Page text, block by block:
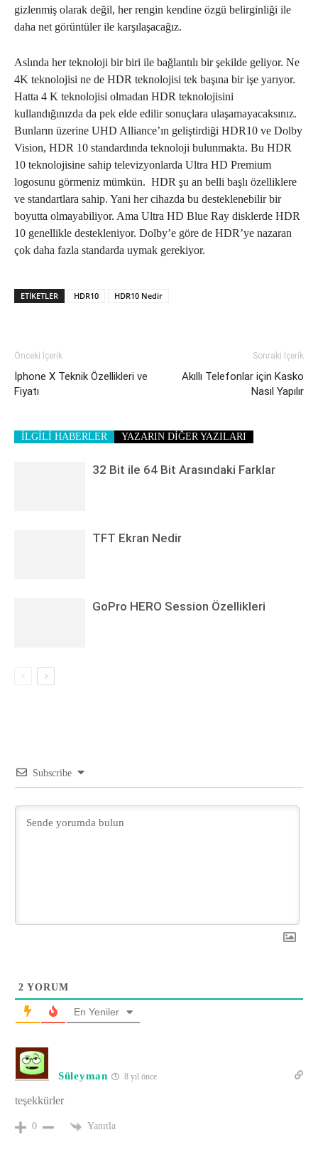
gizlenmiş olarak değil, her rengin kendine özgü belirginliği ile
daha net görüntüler ile karşılaşacağız.
Aslında her teknoloji bir biri ile bağlantılı bir şekilde geliyor. Ne
4K teknolojisi ne de HDR teknolojisi tek başına bir işe yarıyor.
Hatta 4 K teknolojisi olmadan HDR teknolojisini
kullandığınızda da pek elde edilir sonuçlara ulaşamayacaksınız.
Bunların üzerine UHD Alliance’ın geliştirdiği HDR10 ve Dolby
Vision, HDR 10 standardında teknoloji bulunmakta. Bu HDR
10 teknolojisine sahip televizyonlarda Ultra HD Premium
logosunu görmeniz mümkün. HDR şu an belli başlı özelliklere
ve standartlara sahip. Yani her cihazda bu desteklenebilir bir
boyutta olmayabiliyor. Ama Ultra HD Blue Ray disklerde HDR
10 genellikle destekleniyor. Dolby’e göre de HDR’ye nazaran
çok daha fazla standarda uymak gerekiyor.
ETIKETLER HDR10 HDR10 Nedir
Önceki İçerik
İphone X Teknik Özellikleri ve
Fiyatı
Sonraki İçerik
Akıllı Telefonlar için Kasko
Nasıl Yapılır
İLGİLİ HABERLER YAZARIN DİĞER YAZILARI
32 Bit ile 64 Bit Arasındaki Farklar
TFT Ekran Nedir
GoPro HERO Session Özellikleri
Subscribe
2 YORUM
En Yeniler
Süleyman 8 yıl önce
teşekkürler
0 Yanıtla